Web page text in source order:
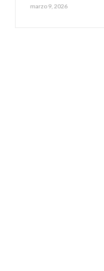
marzo 9, 2026